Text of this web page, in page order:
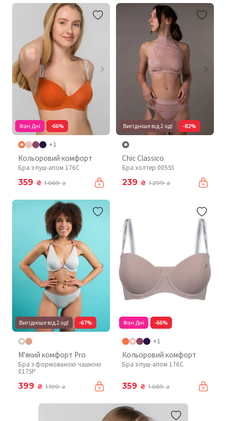
Фан Дні -66%
+1
Кольоровий комфорт
Бра з пуш-апом 176C
359 ₴ 1 069₴
Вигідніше від 2 од! -82%
Chic Classico
Бра холтер 005SS
239 ₴ 1 299₴
Вигідніше від 2 од! -67%
М'який комфорт Pro
Бра з формованою чашкою
017SP
399 ₴ 1 199₴
Фан Дні -66%
+1
Кольоровий комфорт
Бра з пуш-апом 176C
359 ₴ 1 069₴